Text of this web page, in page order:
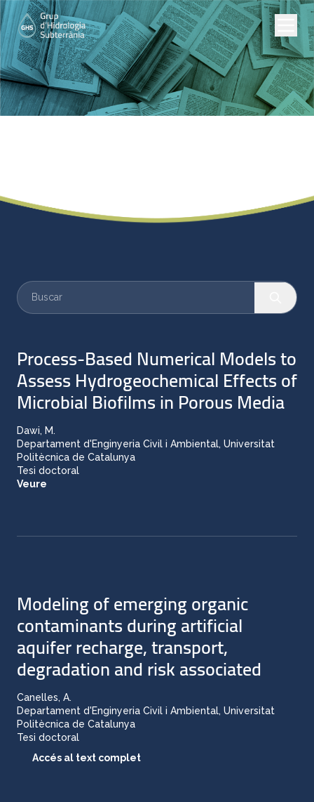
Process-Based Numerical Models to
Assess Hydrogeochemical Effects of
Microbial Biofilms in Porous Media
Dawi, M.
Departament d'Enginyeria Civil i Ambiental, Universitat
Politècnica de Catalunya
Tesi doctoral
Veure
Modeling of emerging organic
contaminants during artificial
aquifer recharge, transport,
degradation and risk associated
Canelles, A.
Departament d'Enginyeria Civil i Ambiental, Universitat
Politècnica de Catalunya
Tesi doctoral
Accés al text complet